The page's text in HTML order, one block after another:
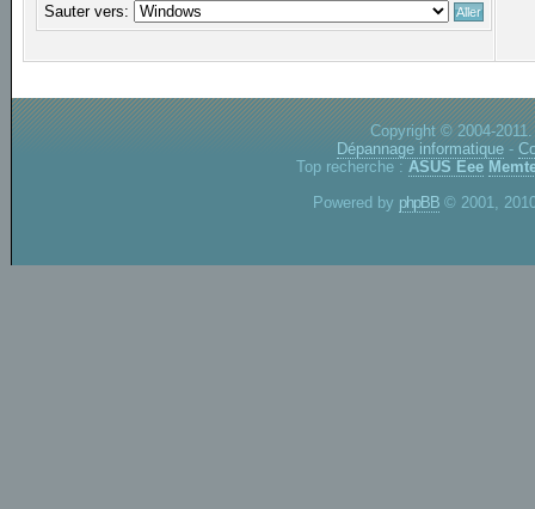
Sauter vers:
Copyright © 2004-
Dépannage informatique -
Top recherche : ASUS Eee
Powered by phpBB © 2001,